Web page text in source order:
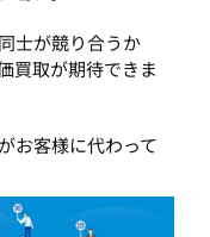
士が競り合うか
買取が期待できま
お客様に代わって